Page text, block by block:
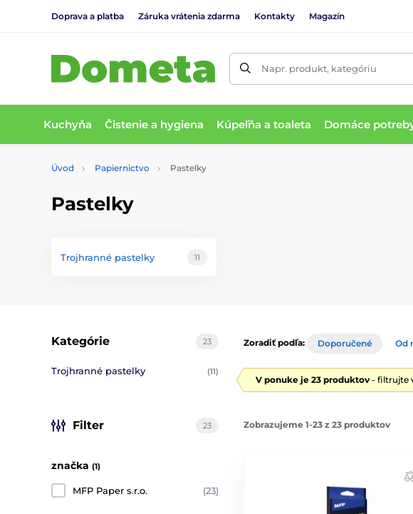
Doprava a platba Záruka vrátenia zdarma Kontakty Magazín
Napr. produkt, kategóriu
Kuchyňa Čistenie a hygiena Kúpeľňa a toaleta Domáce
Úvod Papiernictvo Pastelky
Pastelky
Trojhranné pastelky 11
23
Kategórie
Trojhranné pastelky (11)
Filter 23
značka (1)
MFP Paper s.r.o. (23)
Zoradiť podľa: Doporučené Od
V ponuke je 23 produktov - filtrujte
Zobrazujeme 1-23 z 23 produktov